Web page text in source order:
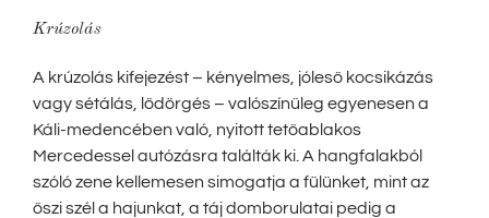
Krúzolás
A krúzolás kifejezést – kényelmes, jóleső kocsikázás
vagy sétálás, lődörgés – valószínűleg egyenesen a
Káli-medencében való, nyitott tetőablakos
Mercedessel autózásra találták ki. A hangfalakból
szóló zene kellemesen simogatja a fülünket, mint az
őszi szél a hajunkat, a táj domborulatai pedig a